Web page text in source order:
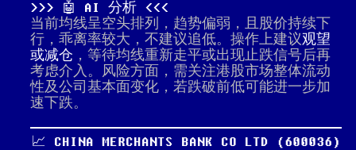
🤖 AI 分析
当前均线呈空头排列，趋势偏弱，且股价持续下
行，乖离率较大，不建议追低。操作上建议观望
或减仓 ，等待均线重新走平或出现止跌信号后再
考虑介入。风险方面，需关注港股市场整体流动
性及公司基本面变化，若跌破前低可能进一步加
速下跌。
📈 CHINA MERCHANTS BANK CO LTD (600036)